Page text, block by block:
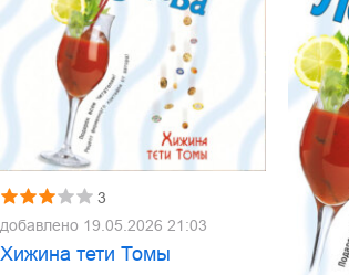
3
добавлено 19.05.2026 21:03
Хижина тети Томы